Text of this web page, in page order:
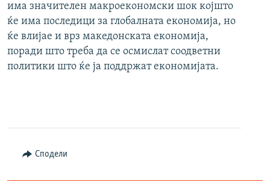
има значителен макроекономски шок којшто
ќе има последици за глобалната економија, но
ќе влијае и врз македонската економија,
поради што треба да се осмислат соодветни
политики што ќе ја поддржат економијата.
Сподели